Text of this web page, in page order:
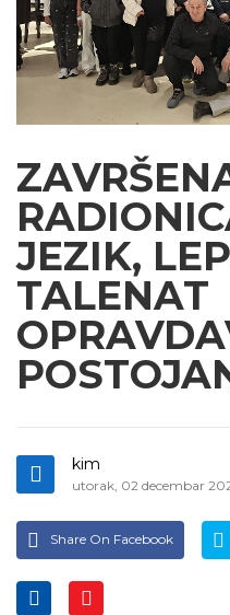
JEZIK,
TALENAT
kim
utorak, 02 decembar
Share On Facebook